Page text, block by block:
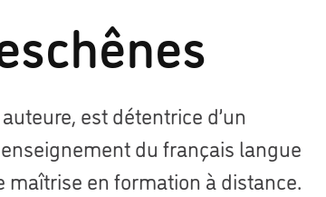
est détentrice d’un
du français langue
maîtrise en formation à distance.